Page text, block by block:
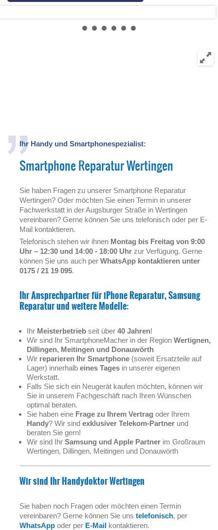
Ihr Handy und Smartphonespezialist:
Smartphone Reparatur Wertingen
Sie haben Fragen zu unserer Smartphone Reparatur
Wertingen? Oder möchten Sie einen Termin in unserer
Fachwerkstatt in der Augsburger Straße in Wertingen
vereinbaren? Gerne können Sie uns telefonisch oder per E-
Mail kontaktieren.
Telefonisch stehen wir ihnen Montag bis Freitag von 9:00
Uhr – 12:30 und 14:00 - 18:00 Uhr zur Verfügung. Gerne
können Sie uns auch per WhatsApp kontaktieren unter
0175 / 21 19 095.
Ihr Ansprechpartner für iPhone Reparatur, Samsung
Reparatur und weitere Modelle:
Ihr Meisterbetrieb seit über 40 Jahren!
Wir sind Ihr SmartphoneMacher in der Region Wertignen,
Dillingen, Meitingen und Donauwörth
Wir reparieren Ihr Smartphone (soweit Ersatzteile auf
Lager) innerhalb eines Tages in unserer eigenen
Werkstatt.
Falls Sie sich ein Neugerät kaufen möchten, können wir
Sie in unserem Fachgeschäft nach Ihren Wünschen
optimal beraten.
Sie haben eine Frage zu Ihrem Vertrag oder Ihrem
Handy? Wir sind exklusiver Telekom-Partner und
beraten Sie gern!
Wir sind Ihr Samsung und Apple Partner im Großraum
Wertingen, Dillingen, Meitingen und Donauwörth
Wir sind IhrHandydoktorWertingen
Sie haben noch Fragen oder möchten einen Termin
vereinbaren? Gerne können Sie uns telefonisch, per
WhatsApp oder per E-Mail kontaktieren.